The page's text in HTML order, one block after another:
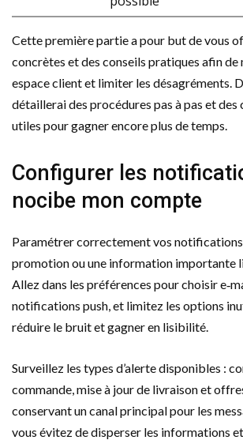
Cette première partie a pour but de vous
concrètes et des conseils pratiques afin
espace client et limiter les désagréments.
détaillerai des procédures pas à pas et des
utiles pour gagner encore plus de temps.
Configurer les
nocibe mon compte
Paramétrer correctement vos
promotion ou une information importante
Allez dans les préférences pour choisir
notifications push, et limitez les options
réduire le bruit et gagner en lisibilité.
Surveillez les types d’alerte disponibles :
commande, mise à jour de livraison et
conservant un canal principal pour les
vous évitez de disperser les informations